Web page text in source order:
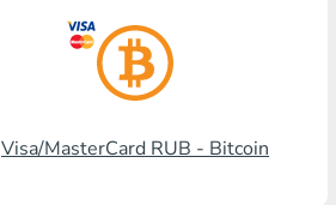
برنكس?ٍاز بل?
بل? ستالدرد افرنسٍ
Visa/MasterCard RUB - Bitcoin